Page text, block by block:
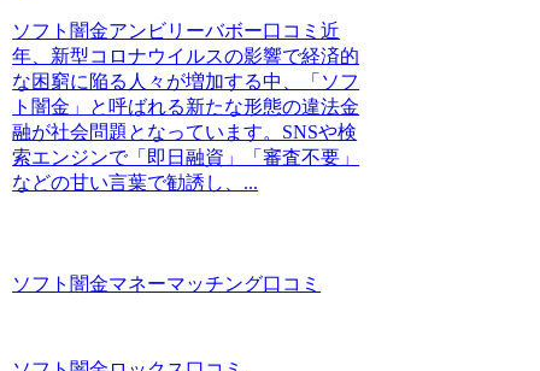
ソフト闇金アンビリーバボー口コミ近
年、新型コロナウイルスの影響で経済的
な困窮に陥る人々が増加する中、「ソフ
ト闇金」と呼ばれる新たな形態の違法金
融が社会問題となっています。SNSや検
索エンジンで「即日融資」「審査不要」
などの甘い言葉で勧誘し、...
ソフト闇金マネーマッチング口コミ